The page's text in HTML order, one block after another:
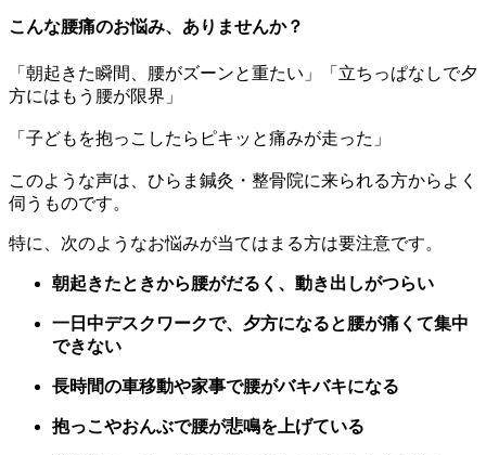
こんな腰痛のお悩み、ありませんか？
「朝起きた瞬間、腰がズーンと重たい」「立ちっぱなしで夕
方にはもう腰が限界」
「子どもを抱っこしたらピキッと痛みが走った」
このような声は、ひらま鍼灸・整骨院に来られる方からよく
伺うものです。
特に、次のようなお悩みが当てはまる方は要注意です。
朝起きたときから腰がだるく、動き出しがつらい
一日中デスクワークで、夕方になると腰が痛くて集中
できない
長時間の車移動や家事で腰がバキバキになる
抱っこやおんぶで腰が悲鳴を上げている